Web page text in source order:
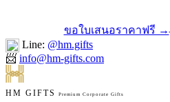
ขอใบเสนอราคาฟรี →
Line: @hm.gifts
📨 info@hm-gifts.com
HM GIFTS Premium Corporate Gifts